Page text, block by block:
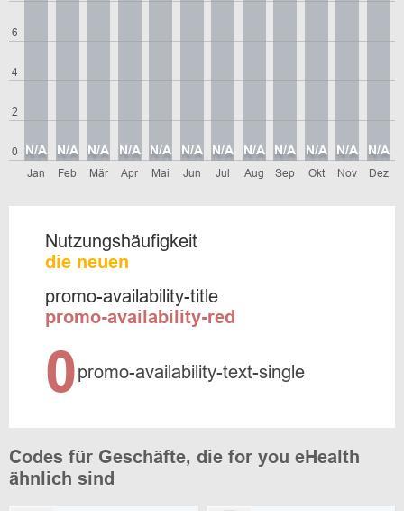
0
2
4
6
Jan
N/A
Feb
N/A
Mär
N/A
Apr
N/A
Mai
N/A
Jun
N/A
Jul
N/A
Aug
N/A
Sep
N/A
Okt
N/A
Nov
N/A
Dez
N/A
Nutzungshäufigkeit
die neuen
promo-availability-title
promo-availability-red
0promo-availability-text-single
Codes für Geschäfte, die for you eHealth
ähnlich sind